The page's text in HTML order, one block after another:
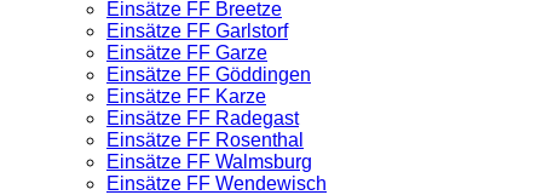
Einsätze FF Breetze
Einsätze FF Garlstorf
Einsätze FF Garze
Einsätze FF Göddingen
Einsätze FF Karze
Einsätze FF Radegast
Einsätze FF Rosenthal
Einsätze FF Walmsburg
Einsätze FF Wendewisch